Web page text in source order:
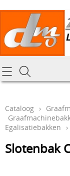
Homepagina
Tractoren &
Hoe online
Mijn bestelling
Cataloog ›
Egalisatiebakken
›
Slotenbak